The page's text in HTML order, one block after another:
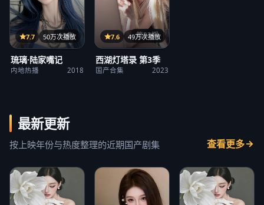
12集
7.7 50万次播放
琉璃·陆家嘴记
内地热播 2018
第23期
7.6 49万次播放
西湖灯塔录 第3季
国产合集 2023
最新更新
按上映年份与热度整理的近期国产剧集 查看更多